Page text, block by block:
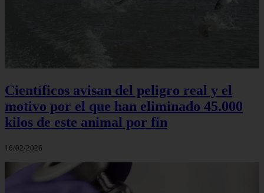
Científicos avisan del peligro real y el
motivo por el que han eliminado 45.000
kilos de este animal por fin
16/02/2026